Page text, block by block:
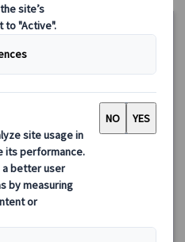
ン半日/1日観光（日本語ガイ